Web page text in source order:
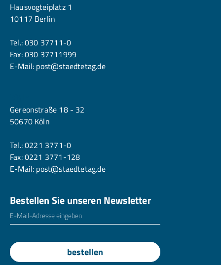
Hausvogteiplatz 1
10117 Berlin
Tel.:030 37711-0
Fax: 030 37711999
E-Mail: post@staedtetag.de
Gereonstraße 18 - 32
50670 Köln
Tel.:0221 3771-0
Fax: 0221 3771-128
E-Mail: post@staedtetag.de
Bestellen Sie unseren Newsletter
E-Mailadresse
bestellen